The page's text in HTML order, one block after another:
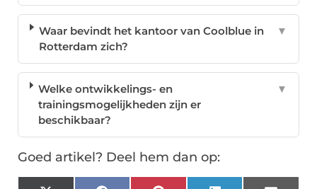
Waar bevindt het kantoor van Coolblue in
Rotterdam zich?
▼
Welke ontwikkelings- en
trainingsmogelijkheden zijn er
beschikbaar?
▼
Goed artikel? Deel hem dan op: